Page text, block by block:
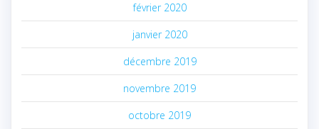
février 2020
janvier 2020
décembre 2019
novembre 2019
octobre 2019